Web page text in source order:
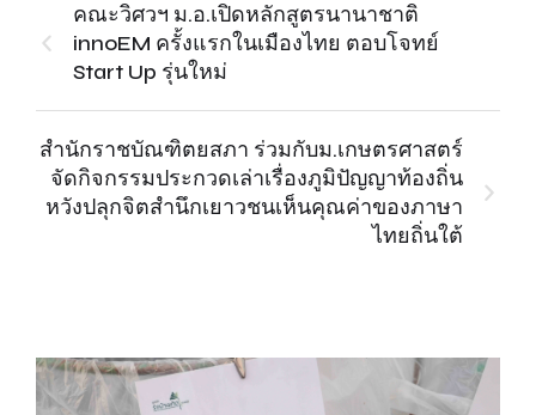
คณะวิศวฯ ม.อ.เปิดหลักสูตรนานาชาติ
innoEM ครั้งแรกในเมืองไทย ตอบโจทย์
Start Up รุ่นใหม่
สำนักราชบัณฑิตยสภา ร่วมกับม.เกษตรศาสตร์
จัดกิจกรรมประกวดเล่าเรื่องภูมิปัญญาท้องถิ่น
หวังปลุกจิตสำนึกเยาวชนเห็นคุณค่าของภาษา
ไทยถิ่นใต้